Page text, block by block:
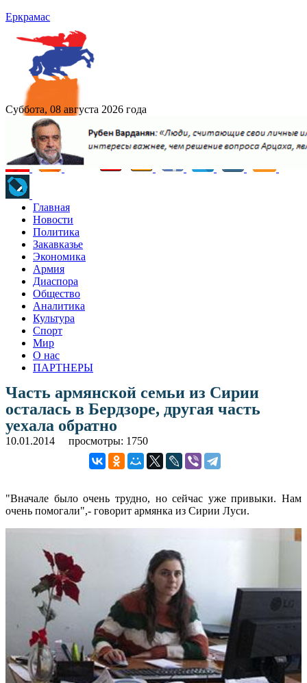
Еркрамас
Суббота, 08 августа 2026 года
Главная
Новости
Политика
Закавказье
Экономика
Армия
Диаспора
Общество
Аналитика
Культура
Спорт
Мир
О нас
ПАРТНЕРЫ
Часть армянской семьи из Сирии
осталась в Бердзоре, другая часть
уехала обратно
10.01.2014 просмотры: 1750
"Вначале было очень трудно, но сейчас уже привыки. Нам
очень помогали",- говорит армянка из Сирии Луси.